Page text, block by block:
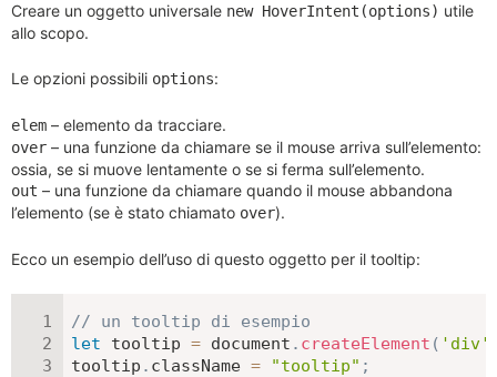
Creare un oggetto universale new HoverIntent(options) utile
allo scopo.
Le opzioni possibili options:
elem – elemento da tracciare.
over – una funzione da chiamare se il mouse arriva sull’elemento:
ossia, se si muove lentamente o se si ferma sull’elemento.
out – una funzione da chiamare quando il mouse abbandona
l’elemento (se è stato chiamato over).
Ecco un esempio dell’uso di questo oggetto per il tooltip:
// un tooltip di esempio
let tooltip = document . createElement ( 'div'
tooltip . className = "tooltip" ;